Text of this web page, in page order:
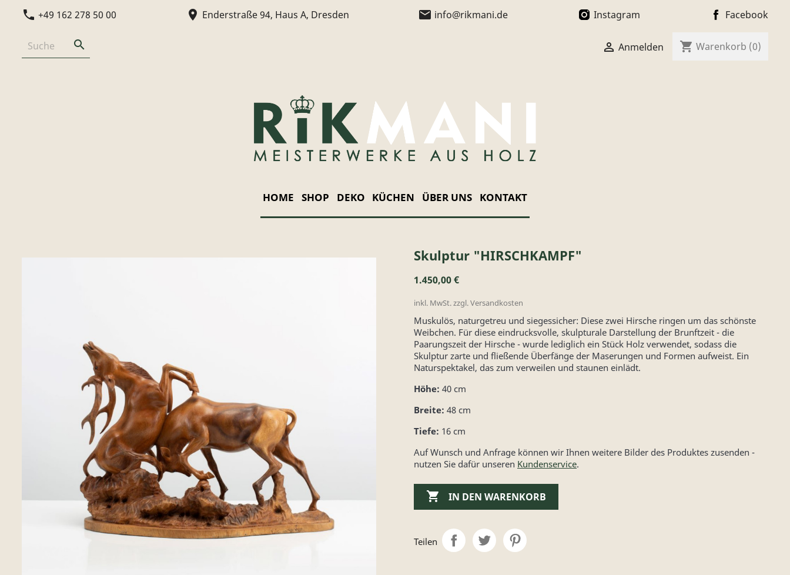
phone +49 162 278 50 00 location_on Enderstraße 94, Haus A, Dresden email info@rikmani.de Instagram Facebook
  Anmelden shopping_cart Warenkorb (0)
HOME SHOP DEKO KÜCHEN ÜBER UNS KONTAKT
Skulptur "HIRSCHKAMPF"
1.450,00 €
inkl. MwSt. zzgl. Versandkosten
Muskulös, naturgetreu und siegessicher: Diese zwei Hirsche ringen um das schönste
Weibchen. Für diese eindrucksvolle, skulpturale Darstellung der Brunftzeit - die
Paarungszeit der Hirsche - wurde lediglich ein Stück Holz verwendet, sodass die
Skulptur zarte und fließende Überfänge der Maserungen und Formen aufweist. Ein
Naturspektakel, das zum verweilen und staunen einlädt.
Höhe: 40 cm
Breite: 48 cm
Tiefe: 16 cm
Auf Wunsch und Anfrage können wir Ihnen weitere Bilder des Produktes zusenden -
nutzen Sie dafür unseren Kundenservice.
 IN DEN WARENKORB
Teilen